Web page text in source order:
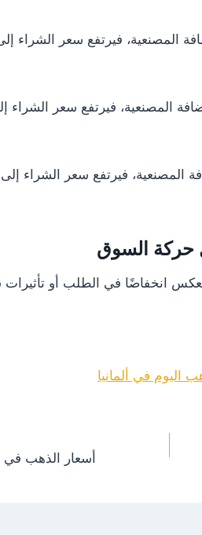
حركة السوق
اليوم في ألمانيا
أسعار الذهب في ألمانيا اليوم 12/13/